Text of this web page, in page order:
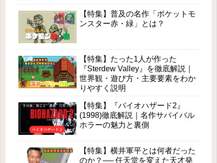
【特集】普及の名作「ポケットモ
ンスター赤・緑」とは？
【特集】たった1人が作った
『Sterdew Valley』を徹底解説｜
世界観・遊び方・主要要素をわか
りやすく説明
【特集】『バイオハザード2』
(1998)徹底解説｜名作サバイバル
ホラーの魅力と裏側
【特集】横井軍平とは何者だった
のか？── 任天堂を変えた天才発